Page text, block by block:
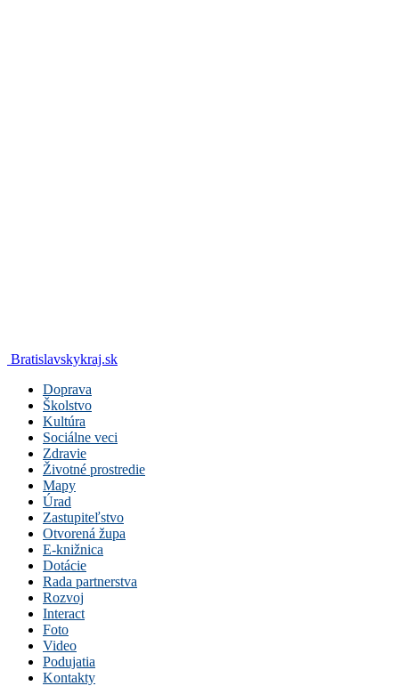
Bratislavskykraj.sk
Doprava
Školstvo
Kultúra
Sociálne veci
Zdravie
Životné prostredie
Mapy
Úrad
Zastupiteľstvo
Otvorená župa
E-knižnica
Dotácie
Rada partnerstva
Rozvoj
Interact
Foto
Video
Podujatia
Kontakty